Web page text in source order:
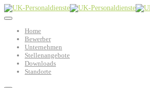
Home
Bewerber
Unternehmen
Stellenangebote
Downloads
Standorte